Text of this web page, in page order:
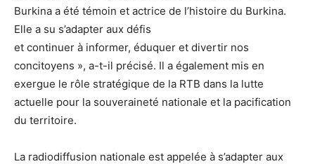
Burkina a été témoin et actrice de l’histoire du Burkina.
Elle a su s’adapter aux défis
et continuer à informer, éduquer et divertir nos
concitoyens », a-t-il précisé. Il a également mis en
exergue le rôle stratégique de la RTB dans la lutte
actuelle pour la souveraineté nationale et la pacification
du territoire.
La radiodiffusion nationale est appelée à s’adapter aux